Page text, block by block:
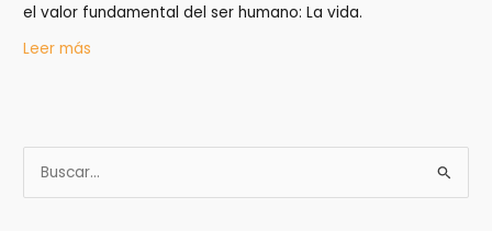
el valor fundamental del ser humano: La vida.
Leer más
u